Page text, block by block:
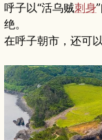
呼子以“活乌贼刺身
绝。
在呼子朝市，还可